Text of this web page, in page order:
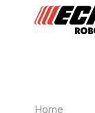
Home